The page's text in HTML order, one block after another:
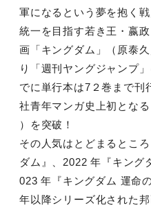
軍になるという夢を抱く
統一を目指す若き王・嬴
画「キングダム」（原泰久
り「週刊ヤングジャンプ
でに単行本は7 ２巻まで刊
社青年マンガ史上初とな
）を突破！
その人気はとどまるところ
ダム』、 2022年『キング
023年『キングダム 運命
年以降シリーズ化された邦